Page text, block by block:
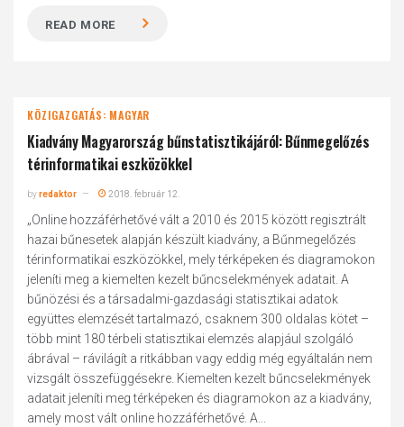
READ MORE
KÖZIGAZGATÁS: MAGYAR
Kiadvány Magyarország bűnstatisztikájáról: Bűnmegelőzés
térinformatikai eszközökkel
byredaktor 2018. február 12.
„Online hozzáférhetővé vált a 2010 és 2015 között regisztrált
hazai bűnesetek alapján készült kiadvány, a Bűnmegelőzés
térinformatikai eszközökkel, mely térképeken és diagramokon
jeleníti meg a kiemelten kezelt bűncselekmények adatait. A
bűnözési és a társadalmi-gazdasági statisztikai adatok
együttes elemzését tartalmazó, csaknem 300 oldalas kötet –
több mint 180 térbeli statisztikai elemzés alapjául szolgáló
ábrával – rávilágít a ritkábban vagy eddig még egyáltalán nem
vizsgált összefüggésekre. Kiemelten kezelt bűncselekmények
adatait jeleníti meg térképeken és diagramokon az a kiadvány,
amely most vált online hozzáférhetővé. A...